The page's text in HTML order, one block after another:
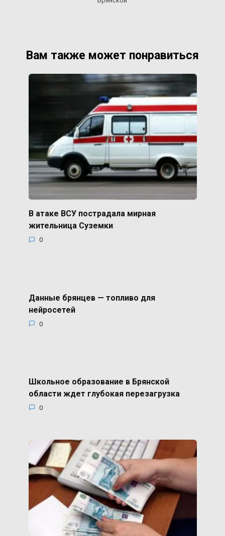
Вам также может понравиться
В атаке ВСУ пострадала мирная
жительница Суземки
0
Данные брянцев — топливо для
нейросетей
0
Школьное образование в Брянской
области ждет глубокая перезагрузка
0